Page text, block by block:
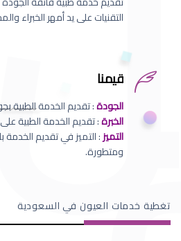
التقنيات على يد أمهر الخبراء
قيمنا
الجودة: تقديم الخدمة الطبية
الخبرة: تقديم الخدمة الطبية
التميز: التميز في تقديم الخدمة
ومتطورة.
تغطية خدمات العيون في السعودية